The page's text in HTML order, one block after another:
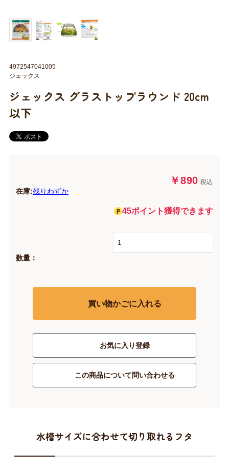
ジェックス グラストップラウンド 20cm
以下
￥890 税込
在庫:残りわずか
45ポイント獲得できます
数量：
買い物かごに入れる
お気に入り登録
この商品について問い合わせる
4972547041005
ジェックス
水槽サイズに合わせて切り取れるフタ